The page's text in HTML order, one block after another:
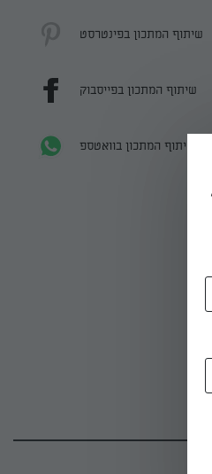
שיתוף המתכון בפינטרסט
שיתוף המתכון בפייסבוק
שיתוף המתכון בוואטספ